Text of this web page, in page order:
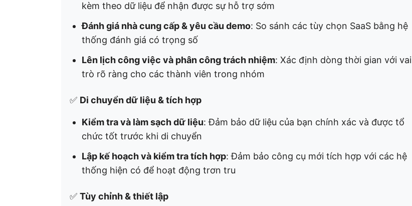
kèm theo dữ liệu để nhận được sự hỗ trợ sớm
Đánh giá nhà cung cấp & yêu cầu demo: So sánh các tùy chọn SaaS bằng hệ
thống đánh giá có trọng số
Lên lịch công việc và phân công trách nhiệm: Xác định dòng thời gian với vai
trò rõ ràng cho các thành viên trong nhóm
✅ Di chuyển dữ liệu & tích hợp
Kiểm tra và làm sạch dữ liệu: Đảm bảo dữ liệu của bạn chính xác và được tổ
chức tốt trước khi di chuyển
Lập kế hoạch và kiểm tra tích hợp: Đảm bảo công cụ mới tích hợp với các hệ
thống hiện có để hoạt động trơn tru
✅ Tùy chỉnh & thiết lập